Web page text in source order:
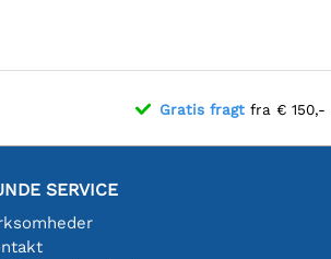
Gratis fragt fra € 150,-
SERVICE